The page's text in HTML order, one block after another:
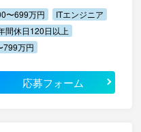
〜699万円
ITエンジニア
間休日120日以上
799万円
応募フォーム